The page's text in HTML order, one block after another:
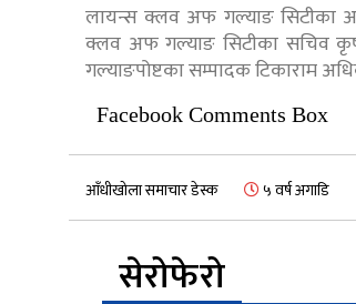
लायन्स क्लव अफ गल्याङ सिटीका
क्लव अफ गल्याङ सिटीका सचिव
गल्याङपोष्टका सम्पादक टिकाराम
Facebook Comments Box
आँधीखोला समाचार डेस्क ५ वर्ष अगाडि
सेरोफेरो